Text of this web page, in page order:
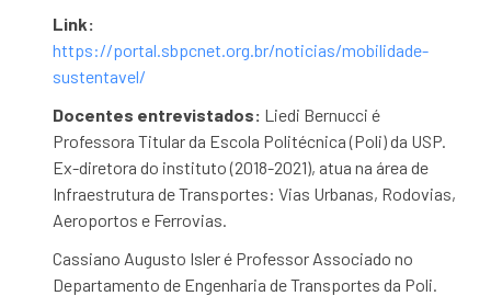
Link:
https://portal.sbpcnet.org.br/noticias/mobilidade-
sustentavel/
Docentes entrevistados: Liedi Bernucci é
Professora Titular da Escola Politécnica (Poli) da USP.
Ex-diretora do instituto (2018-2021), atua na área de
Infraestrutura de Transportes: Vias Urbanas, Rodovias,
Aeroportos e Ferrovias.
Cassiano Augusto Isler é Professor Associado no
Departamento de Engenharia de Transportes da Poli.